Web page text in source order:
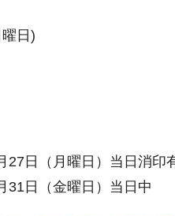
日)
日（月曜日）当日消印
日（金曜日）当日中